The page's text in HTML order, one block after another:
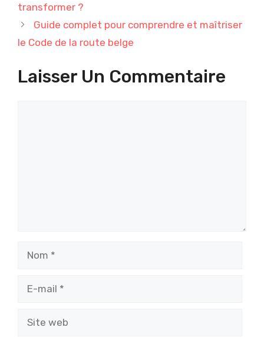
transformer ?
Guide complet pour comprendre et maîtriser
le Code de la route belge
Laisser Un Commentaire